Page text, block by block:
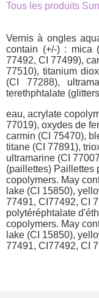
Tous les produits
Vernis à ongles
contain (+/-) : mica
77492, CI 77499),
77510), titanium
(CI 77288),
terethphtalate
eau, acrylate
77019), oxydes de
carmin (CI 75470),
titane (CI 77891),
ultramarine (CI
(paillettes) Paillettes
copolymers. May
lake (CI 15850),
77491, CI77492, CI
polytéréphtalate
copolymers. May
lake (CI 15850),
77491, CI77492, CI